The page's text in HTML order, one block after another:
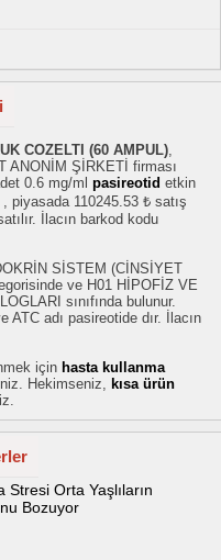
COZELTI (60 AMPUL),
ANONİM ŞİRKETİ firması
0.6 mg/ml pasireotid etkin
piyasada 110245.53 ₺ satış
İlacın barkod kodu
SİSTEM (CİNSİYET
ve H01 HİPOFİZ VE
sınıfında bulunur.
adı pasireotide dır. İlacın
için hasta kullanma
Hekimseniz, kısa ürün
Stresi Orta Yaşlıların
Bozuyor